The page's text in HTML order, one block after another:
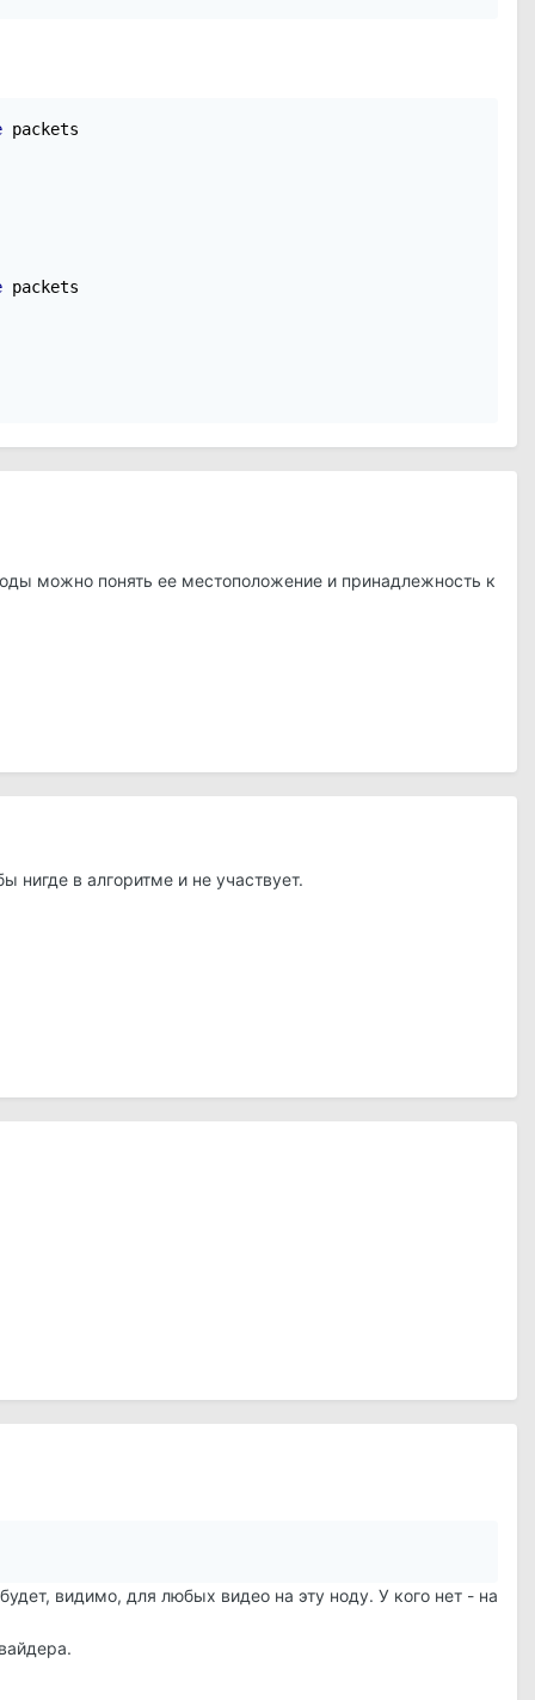
packets
packets
можно понять ее местоположение и принадлежность к
нигде в алгоритме и не участвует.
видимо, для любых видео на эту ноду. У кого нет - на